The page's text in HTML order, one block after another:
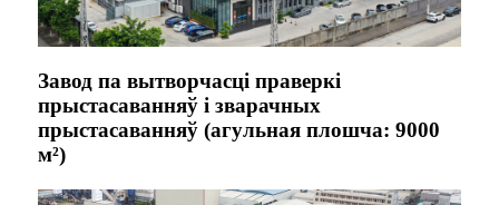
Завод па вытворчасці праверкі
прыстасаванняў і зварачных
прыстасаванняў (агульная плошча: 9000
м²)